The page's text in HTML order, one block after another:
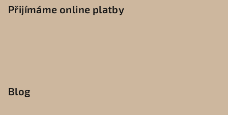
Přijímáme online platby
Blog